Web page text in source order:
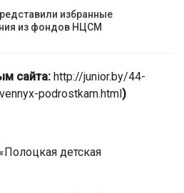
избранные
из фондов НЦСМ
сайта: http://junior.by/44-
podrostkam.html )
детская